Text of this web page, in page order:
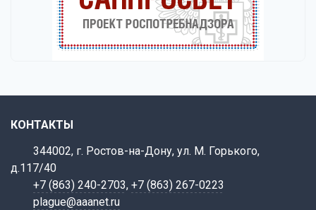
КОНТАКТЫ
344002, г. Ростов-на-Дону, ул. М. Горького,
д.117/40
+7 (863) 240-2703, +7 (863) 267-0223
plague@aaanet.ru